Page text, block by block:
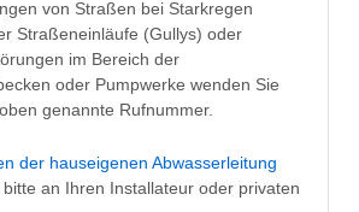
von Straßen bei Starkregen
Straßeneinläufe (Gullys) oder
im Bereich der
oder Pumpwerke wenden Sie
genannte Rufnummer.
der hauseigenen Abwasserleitung
an Ihren Installateur oder privaten